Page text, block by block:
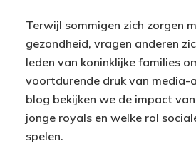
Terwijl sommigen zich zorgen
gezondheid, vragen anderen
leden van koninklijke families
voortdurende druk van media-
blog bekijken we de impact
jonge royals en welke rol
spelen.